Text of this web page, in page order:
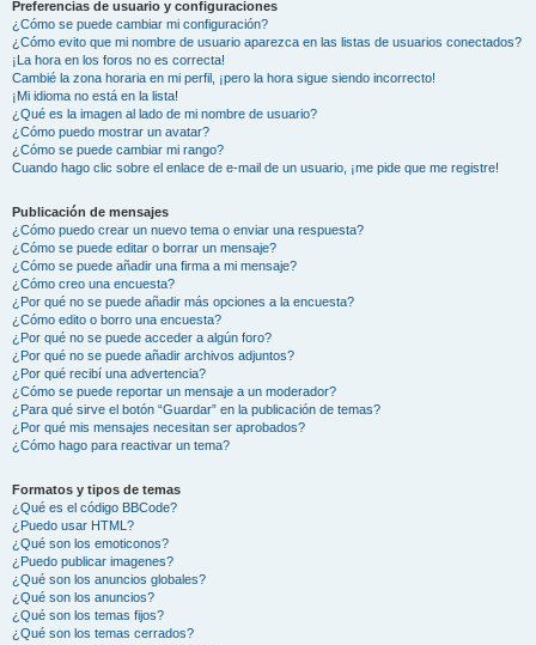
Preferencias de usuario y configuraciones
¿Cómo se puede cambiar mi configuración?
¿Cómo evito que mi nombre de usuario aparezca en las listas de usuarios conectados?
¡La hora en los foros no es correcta!
Cambié la zona horaria en mi perfil, ¡pero la hora sigue siendo incorrecto!
¡Mi idioma no está en la lista!
¿Qué es la imagen al lado de mi nombre de usuario?
¿Cómo puedo mostrar un avatar?
¿Cómo se puede cambiar mi rango?
Cuando hago clic sobre el enlace de e-mail de un usuario, ¡me pide que me registre!
Publicación de mensajes
¿Cómo puedo crear un nuevo tema o enviar una respuesta?
¿Cómo se puede editar o borrar un mensaje?
¿Cómo se puede añadir una firma a mi mensaje?
¿Cómo creo una encuesta?
¿Por qué no se puede añadir más opciones a la encuesta?
¿Cómo edito o borro una encuesta?
¿Por qué no se puede acceder a algún foro?
¿Por qué no se puede añadir archivos adjuntos?
¿Por qué recibí una advertencia?
¿Cómo se puede reportar un mensaje a un moderador?
¿Para qué sirve el botón “Guardar” en la publicación de temas?
¿Por qué mis mensajes necesitan ser aprobados?
¿Cómo hago para reactivar un tema?
Formatos y tipos de temas
¿Qué es el código BBCode?
¿Puedo usar HTML?
¿Qué son los emoticonos?
¿Puedo publicar imagenes?
¿Qué son los anuncios globales?
¿Qué son los anuncios?
¿Qué son los temas fijos?
¿Qué son los temas cerrados?